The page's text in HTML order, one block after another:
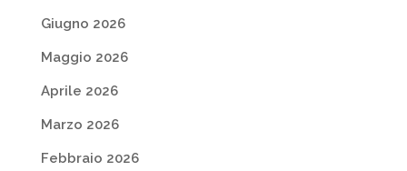
Giugno 2026
Maggio 2026
Aprile 2026
Marzo 2026
Febbraio 2026